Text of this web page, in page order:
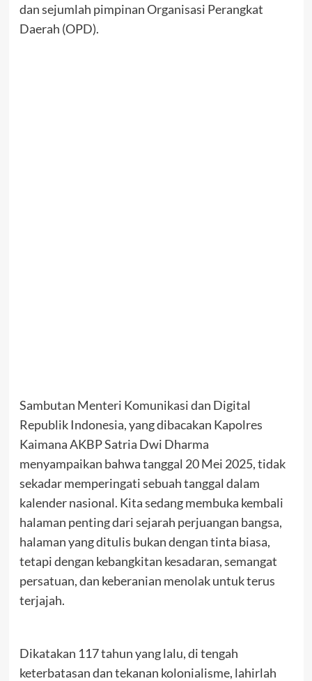
dan sejumlah pimpinan Organisasi Perangkat
Daerah (OPD).
Sambutan Menteri Komunikasi dan Digital
Republik Indonesia, yang dibacakan Kapolres
Kaimana AKBP Satria Dwi Dharma
menyampaikan bahwa tanggal 20 Mei 2025, tidak
sekadar memperingati sebuah tanggal dalam
kalender nasional. Kita sedang membuka kembali
halaman penting dari sejarah perjuangan bangsa,
halaman yang ditulis bukan dengan tinta biasa,
tetapi dengan kebangkitan kesadaran, semangat
persatuan, dan keberanian menolak untuk terus
terjajah.
Dikatakan 117 tahun yang lalu, di tengah
keterbatasan dan tekanan kolonialisme, lahirlah